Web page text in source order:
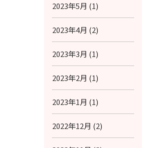
2023年5月 (1)
2023年4月 (2)
2023年3月 (1)
2023年2月 (1)
2023年1月 (1)
2022年12月 (2)